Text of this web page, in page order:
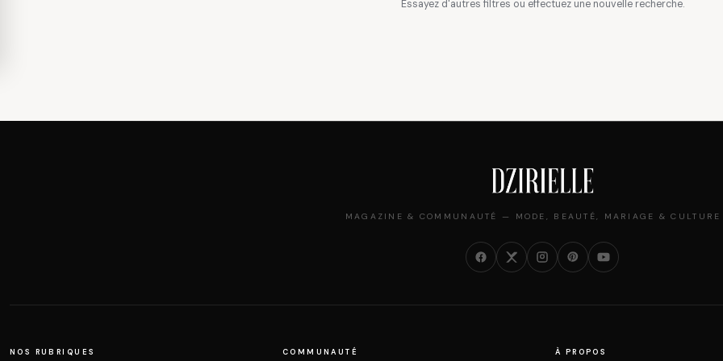
Essayez d'autres filtres ou effectuez une nouvelle recherche.
MAGAZINE & COMMUNAUTÉ — MODE, BEAUTÉ, MARIAGE &
NOS RUBRIQUES COMMUNAUTÉ À PROPOS